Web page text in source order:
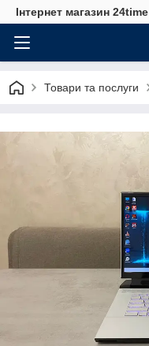
Інтернет магазин 24time
Товари та послуги